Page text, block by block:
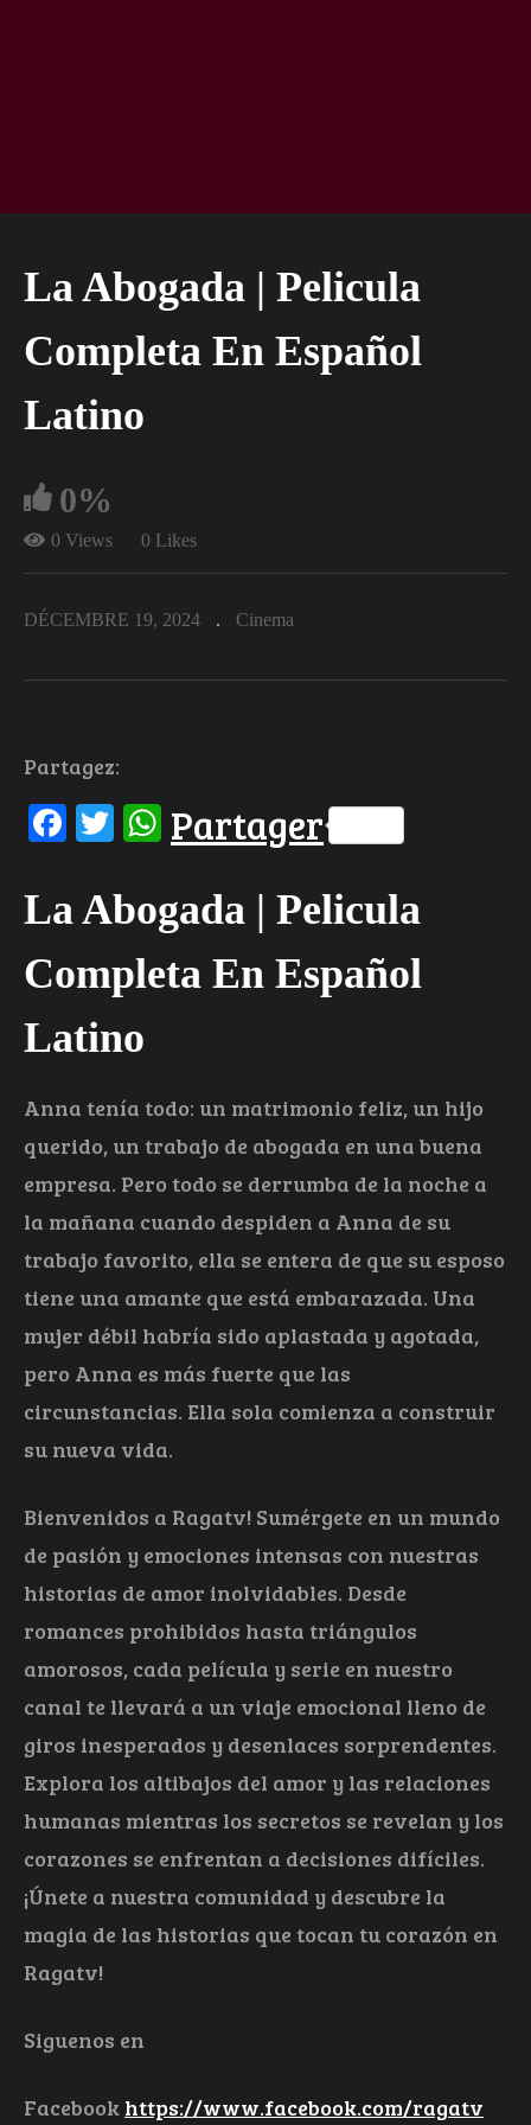
La Abogada | Pelicula
Completa En Español
Latino
0%
0 Views 0 Likes
DÉCEMBRE 19, 2024 Cinema
Partagez:
Facebook
Twitter
WhatsApp
Partager
La Abogada | Pelicula
Completa En Español
Latino
Anna tenía todo: un matrimonio feliz, un hijo
querido, un trabajo de abogada en una buena
empresa. Pero todo se derrumba de la noche a
la mañana cuando despiden a Anna de su
trabajo favorito, ella se entera de que su esposo
tiene una amante que está embarazada. Una
mujer débil habría sido aplastada y agotada,
pero Anna es más fuerte que las
circunstancias. Ella sola comienza a construir
su nueva vida.
Bienvenidos a Ragatv! Sumérgete en un mundo
de pasión y emociones intensas con nuestras
historias de amor inolvidables. Desde
romances prohibidos hasta triángulos
amorosos, cada película y serie en nuestro
canal te llevará a un viaje emocional lleno de
giros inesperados y desenlaces sorprendentes.
Explora los altibajos del amor y las relaciones
humanas mientras los secretos se revelan y los
corazones se enfrentan a decisiones difíciles.
¡Únete a nuestra comunidad y descubre la
magia de las historias que tocan tu corazón en
Ragatv!
Siguenos en
Facebook https://www.facebook.com/ragatv